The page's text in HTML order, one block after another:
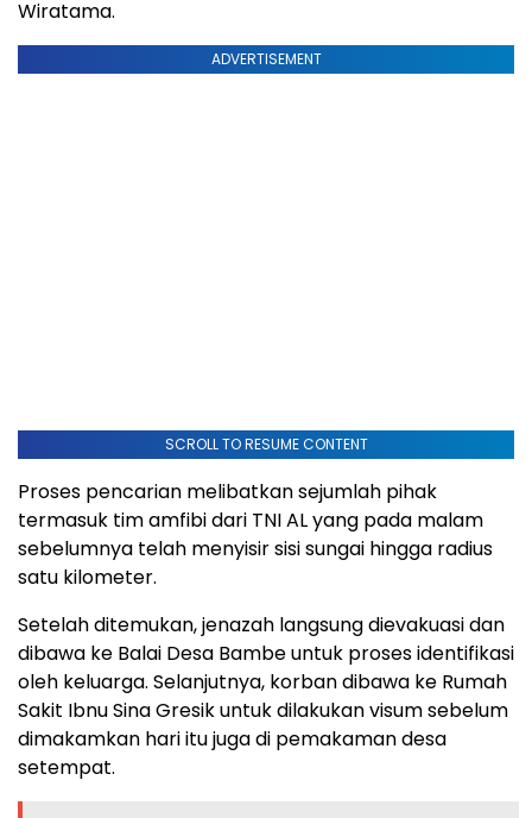
Wiratama.
ADVERTISEMENT
SCROLL TO RESUME CONTENT
Proses pencarian melibatkan sejumlah pihak
termasuk tim amfibi dari TNI AL yang pada malam
sebelumnya telah menyisir sisi sungai hingga radius
satu kilometer.
Setelah ditemukan, jenazah langsung dievakuasi dan
dibawa ke Balai Desa Bambe untuk proses identifikasi
oleh keluarga. Selanjutnya, korban dibawa ke Rumah
Sakit Ibnu Sina Gresik untuk dilakukan visum sebelum
dimakamkan hari itu juga di pemakaman desa
setempat.